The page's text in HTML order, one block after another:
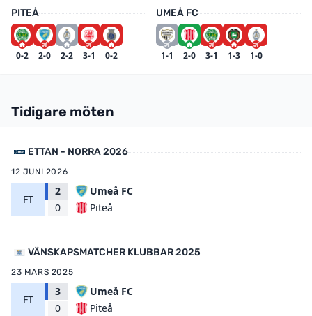
PITEÅ
0-2 2-0 2-2 3-1 0-2
UMEÅ FC
1-1 2-0 3-1 1-3 1-0
Tidigare möten
ETTAN - NORRA 2026
12 JUNI 2026
FT
2
0
Umeå FC
Piteå
VÄNSKAPSMATCHER KLUBBAR 2025
23 MARS 2025
FT
3
0
Umeå FC
Piteå